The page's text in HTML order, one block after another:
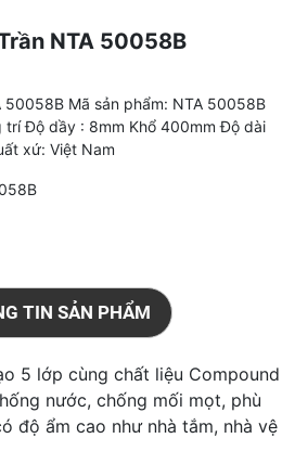
NTA 50058B
Mã sản phẩm: NTA 50058B
trí Độ dầy : 8mm Khổ 400mm Độ dài
xứ: Việt Nam
TIN SẢN PHẨM
5 lớp cùng chất liệu Compound
nước, chống mối mọt, phù
độ ẩm cao như nhà tắm, nhà vệ